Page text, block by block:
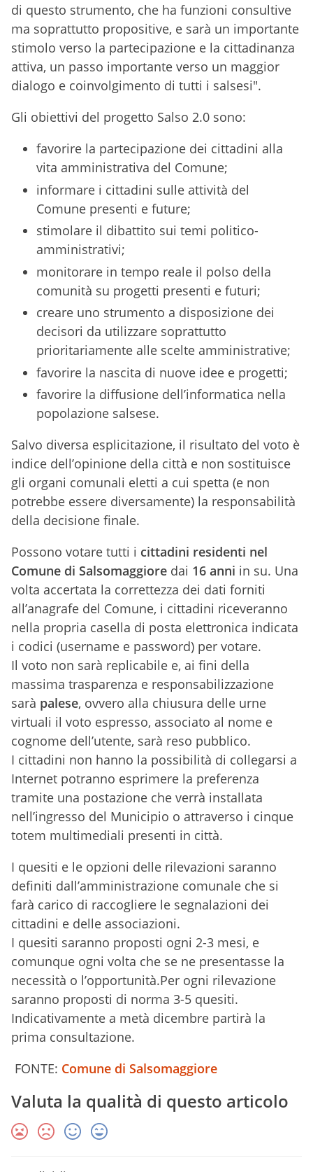
di questo strumento, che ha funzioni consultive
ma soprattutto propositive, e sarà un importante
stimolo verso la partecipazione e la cittadinanza
attiva, un passo importante verso un maggior
dialogo e coinvolgimento di tutti i salsesi".
Gli obiettivi del progetto Salso 2.0 sono:
favorire la partecipazione dei cittadini alla
vita amministrativa del Comune;
informare i cittadini sulle attività del
Comune presenti e future;
stimolare il dibattito sui temi politico-
amministrativi;
monitorare in tempo reale il polso della
comunità su progetti presenti e futuri;
creare uno strumento a disposizione dei
decisori da utilizzare soprattutto
prioritariamente alle scelte amministrative;
favorire la nascita di nuove idee e progetti;
favorire la diffusione dell’informatica nella
popolazione salsese.
Salvo diversa esplicitazione, il risultato del voto è
indice dell’opinione della città e non sostituisce
gli organi comunali eletti a cui spetta (e non
potrebbe essere diversamente) la responsabilità
della decisione finale.
Possono votare tutti i cittadini residenti nel
Comune di Salsomaggiore dai 16 anni in su. Una
volta accertata la correttezza dei dati forniti
all’anagrafe del Comune, i cittadini riceveranno
nella propria casella di posta elettronica indicata
i codici (username e password) per votare.
Il voto non sarà replicabile e, ai fini della
massima trasparenza e responsabilizzazione
sarà palese, ovvero alla chiusura delle urne
virtuali il voto espresso, associato al nome e
cognome dell’utente, sarà reso pubblico.
I cittadini non hanno la possibilità di collegarsi a
Internet potranno esprimere la preferenza
tramite una postazione che verrà installata
nell’ingresso del Municipio o attraverso i cinque
totem multimediali presenti in città.
I quesiti e le opzioni delle rilevazioni saranno
definiti dall’amministrazione comunale che si
farà carico di raccogliere le segnalazioni dei
cittadini e delle associazioni.
I quesiti saranno proposti ogni 2-3 mesi, e
comunque ogni volta che se ne presentasse la
necessità o l’opportunità.Per ogni rilevazione
saranno proposti di norma 3-5 quesiti.
Indicativamente a metà dicembre partirà la
prima consultazione.
FONTE: Comune di Salsomaggiore
Valuta la qualità di questo articolo